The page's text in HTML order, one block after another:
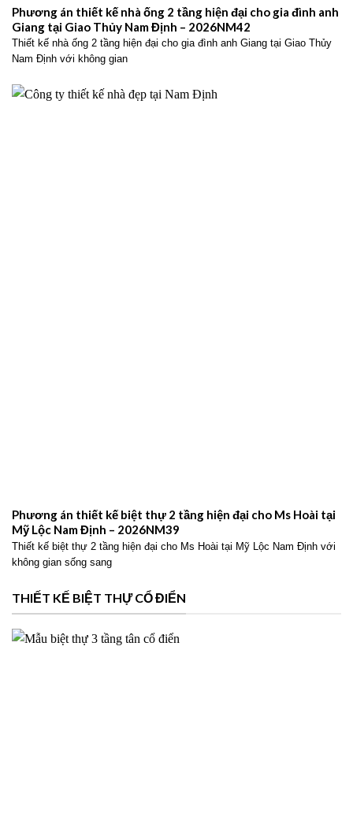
Phương án thiết kế nhà ống 2 tầng hiện đại cho gia đình anh
Giang tại Giao Thủy Nam Định – 2026NM42
Thiết kế nhà ống 2 tầng hiện đại cho gia đình anh Giang tại Giao Thủy
Nam Định với không gian
Phương án thiết kế biệt thự 2 tầng hiện đại cho Ms Hoài tại
Mỹ Lộc Nam Định – 2026NM39
Thiết kế biệt thự 2 tầng hiện đại cho Ms Hoài tại Mỹ Lộc Nam Định với
không gian sống sang
THIẾT KẾ BIỆT THỰ CỔ ĐIỂN